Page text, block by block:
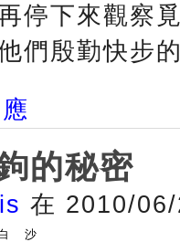
停下來觀察
們殷勤快步
的秘密
在 2010/
沙